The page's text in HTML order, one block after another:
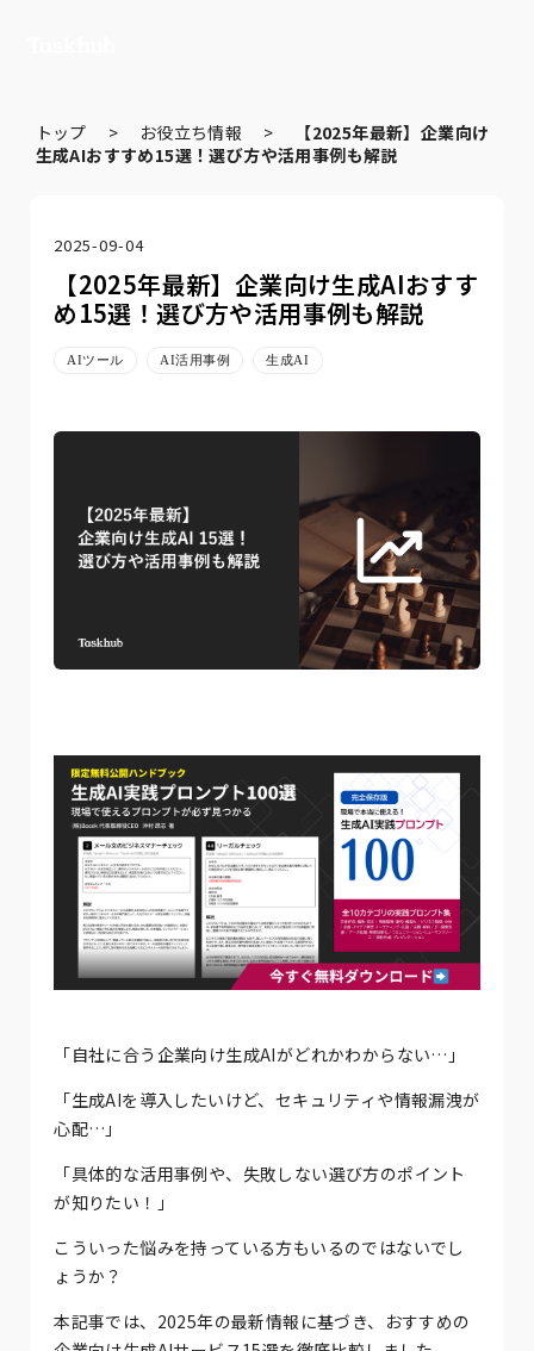
トップ > お役立ち情報 >
【2025年最新】企業向け
生成AIおすすめ15選！選び方や活用事例も解説
2025-09-04
【2025年最新】企業向け生成AIおすす
め15選！選び方や活用事例も解説
AIツール AI活用事例 生成AI
「自社に合う企業向け生成AIがどれかわからない…」
「生成AIを導入したいけど、セキュリティや情報漏洩が
心配…」
「具体的な活用事例や、失敗しない選び方のポイント
が知りたい！」
こういった悩みを持っている方もいるのではないでし
ょうか？
本記事では、2025年の最新情報に基づき、おすすめの